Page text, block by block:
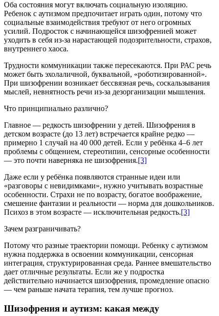
Оба состояния могут включать социальную изоляцию.
Ребенок с аутизмом предпочитает играть один, потому что
социальные взаимодействия требуют от него огромных
усилий. Подросток с начинающейся шизофренией может
уходить в себя из-за нарастающей подозрительности, страхов,
внутреннего хаоса.
Трудности коммуникации также пересекаются. При РАС речь
может быть эхолаличной, буквальной, «роботизированной».
При шизофрении возникает бессвязная речь, соскальзывания
мыслей, невнятность речи из-за дезорганизации мышления.
Что принципиально различно?
Главное — редкость шизофрении у детей. Шизофрения в
детском возрасте (до 13 лет) встречается крайне редко —
примерно 1 случай на 40 000 детей. Если у ребёнка 4–6 лет
проблемы с общением, стереотипии, сенсорные особенности
— это почти наверняка не шизофрения.[3]
Даже если у ребёнка появляются странные идеи или
«разговоры с невидимками», нужно учитывать возрастные
особенности. Страхи не по возрасту, богатое воображение,
смешение фантазии и реальности — норма для дошкольников.
Психоз в этом возрасте — исключительная редкость.[3]
Зачем разграничивать?
Потому что разные траектории помощи. Ребенку с аутизмом
нужна поддержка в освоении коммуникации, сенсорная
интеграция, структурированная среда. Раннее вмешательство
дает отличные результаты. Если же у подростка
действительно начинается шизофрения, промедление опасно
— чем раньше начата терапия, тем лучше прогноз.
Шизофрения и аутизм: какая между